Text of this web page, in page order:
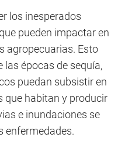
los inesperados
pueden impactar en
agropecuarias. Esto
las épocas de sequía,
puedan subsistir en
que habitan y producir
e inundaciones se
enfermedades.